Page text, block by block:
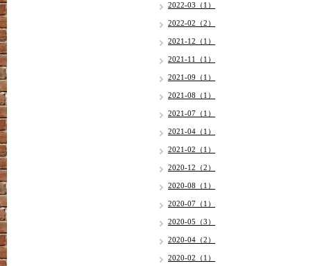
2022-03（1）
2022-02（2）
2021-12（1）
2021-11（1）
2021-09（1）
2021-08（1）
2021-07（1）
2021-04（1）
2021-02（1）
2020-12（2）
2020-08（1）
2020-07（1）
2020-05（3）
2020-04（2）
2020-02（1）